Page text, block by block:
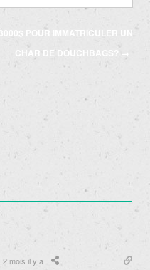
3000$ POUR IMMATRICULER UN
CHAR DE DOUCHBAGS? →
2 mois il y a